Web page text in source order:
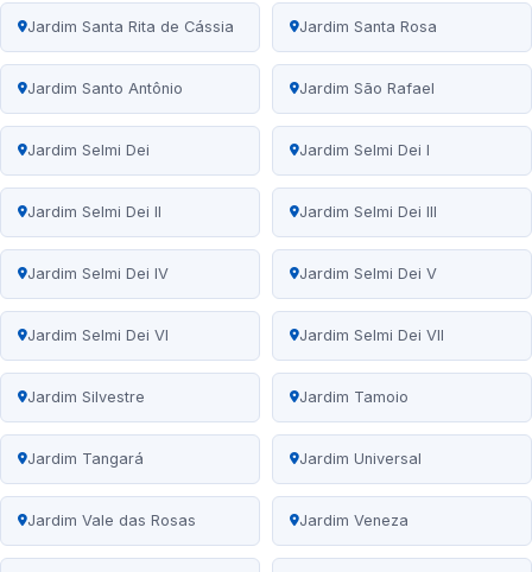
Jardim Santa Rita de Cássia Jardim Santa Rosa
Jardim Santo Antônio Jardim São Rafael
Jardim Selmi Dei Jardim Selmi Dei I
Jardim Selmi Dei II Jardim Selmi Dei III
Jardim Selmi Dei IV Jardim Selmi Dei V
Jardim Selmi Dei VI Jardim Selmi Dei VII
Jardim Silvestre Jardim Tamoio
Jardim Tangará Jardim Universal
Jardim Vale das Rosas Jardim Veneza